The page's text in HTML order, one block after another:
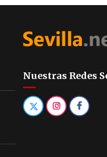
Nuestras Redes